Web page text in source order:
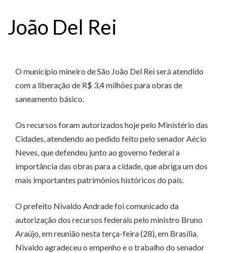
João Del Rei
O município mineiro de São João Del Rei será atendido
com a liberação de R$ 3,4 milhões para obras de
saneamento básico.
Os recursos foram autorizados hoje pelo Ministério das
Cidades, atendendo ao pedido feito pelo senador Aécio
Neves, que defendeu junto ao governo federal a
importância das obras para a cidade, que abriga um dos
mais importantes patrimônios históricos do país.
O prefeito Nivaldo Andrade foi comunicado da
autorização dos recursos federais pelo ministro Bruno
Araújo, em reunião nesta terça-feira (28), em Brasília.
Nivaldo agradeceu o empenho e o trabalho do senador